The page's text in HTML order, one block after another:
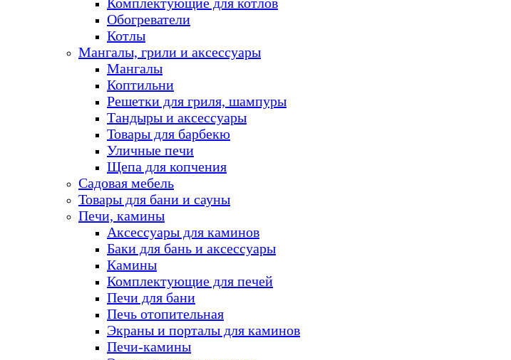
Обогреватели
Котлы
Мангалы, грили и аксессуары
Мангалы
Коптильни
Решетки для гриля, шампуры
Тандыры и аксессуары
Товары для барбекю
Уличные печи
Щепа для копчения
Садовая мебель
Товары для бани и сауны
Печи, камины
Аксессуары для каминов
Баки для бань и аксессуары
Камины
Комплектующие для печей
Печи для бани
Печь отопительная
Экраны и порталы для каминов
Печи-камины